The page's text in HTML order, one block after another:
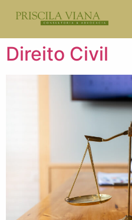
Direito Civil